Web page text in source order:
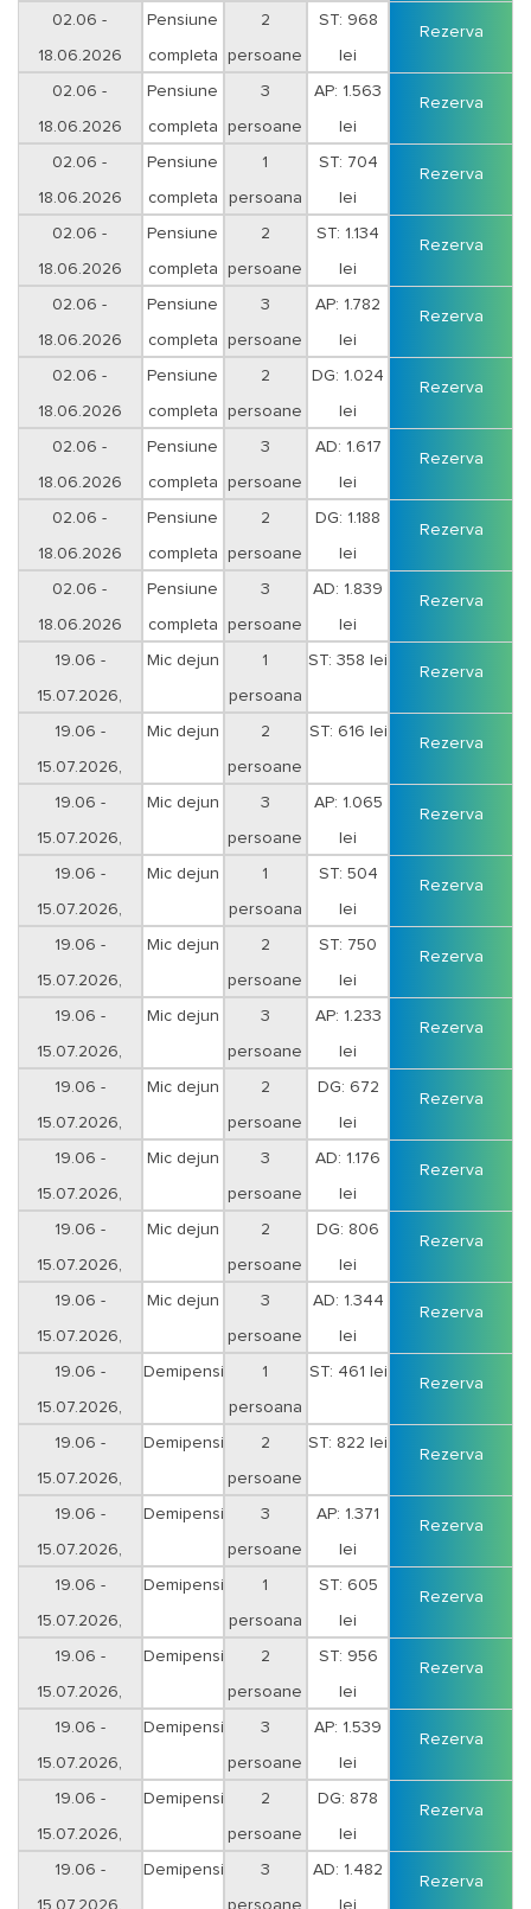
Duminica-Joi
02.06 -
18.06.2026
Duminica-Joi
Pensiune
completa
2
persoane
ST: 968
lei
Rezerva
02.06 -
18.06.2026
Duminica-Joi
Pensiune
completa
3
persoane
AP: 1.563
lei
Rezerva
02.06 -
18.06.2026
Vineri-Sambata
Pensiune
completa
1
persoana
ST: 704
lei
Rezerva
02.06 -
18.06.2026
Vineri-Sambata
Pensiune
completa
2
persoane
ST: 1.134
lei
Rezerva
02.06 -
18.06.2026
Vineri-Sambata
Pensiune
completa
3
persoane
AP: 1.782
lei
Rezerva
02.06 -
18.06.2026
Duminica-Joi
Pensiune
completa
2
persoane
DG: 1.024
lei
Rezerva
02.06 -
18.06.2026
Duminica-Joi
Pensiune
completa
3
persoane
AD: 1.617
lei
Rezerva
02.06 -
18.06.2026
Vineri-Sambata
Pensiune
completa
2
persoane
DG: 1.188
lei
Rezerva
02.06 -
18.06.2026
Vineri-Sambata
Pensiune
completa
3
persoane
AD: 1.839
lei
Rezerva
19.06 -
15.07.2026,
Duminica-Joi
Mic dejun 1
persoana
ST: 358 lei
Rezerva
19.06 -
15.07.2026,
Duminica-Joi
Mic dejun 2
persoane
ST: 616 lei
Rezerva
19.06 -
15.07.2026,
Duminica-Joi
Mic dejun 3
persoane
AP: 1.065
lei
Rezerva
19.06 -
15.07.2026,
Vineri-Sambata
Mic dejun 1
persoana
ST: 504
lei
Rezerva
19.06 -
15.07.2026,
Vineri-Sambata
Mic dejun 2
persoane
ST: 750
lei
Rezerva
19.06 -
15.07.2026,
Vineri-Sambata
Mic dejun 3
persoane
AP: 1.233
lei
Rezerva
19.06 -
15.07.2026,
Duminica-Joi
Mic dejun 2
persoane
DG: 672
lei
Rezerva
19.06 -
15.07.2026,
Duminica-Joi
Mic dejun 3
persoane
AD: 1.176
lei
Rezerva
19.06 -
15.07.2026,
Vineri-Sambata
Mic dejun 2
persoane
DG: 806
lei
Rezerva
19.06 -
15.07.2026,
Vineri-Sambata
Mic dejun 3
persoane
AD: 1.344
lei
Rezerva
19.06 -
15.07.2026,
Duminica-Joi
Demipensiune 1
persoana
ST: 461 lei
Rezerva
19.06 -
15.07.2026,
Duminica-Joi
Demipensiune 2
persoane
ST: 822 lei
Rezerva
19.06 -
15.07.2026,
Duminica-Joi
Demipensiune 3
persoane
AP: 1.371
lei
Rezerva
19.06 -
15.07.2026,
Vineri-Sambata
Demipensiune 1
persoana
ST: 605
lei
Rezerva
19.06 -
15.07.2026,
Vineri-Sambata
Demipensiune 2
persoane
ST: 956
lei
Rezerva
19.06 -
15.07.2026,
Vineri-Sambata
Demipensiune 3
persoane
AP: 1.539
lei
Rezerva
19.06 -
15.07.2026,
Duminica-Joi
Demipensiune 2
persoane
DG: 878
lei
Rezerva
19.06 -
15.07.2026,
Demipensiune 3
persoane
AD: 1.482
lei
Rezerva